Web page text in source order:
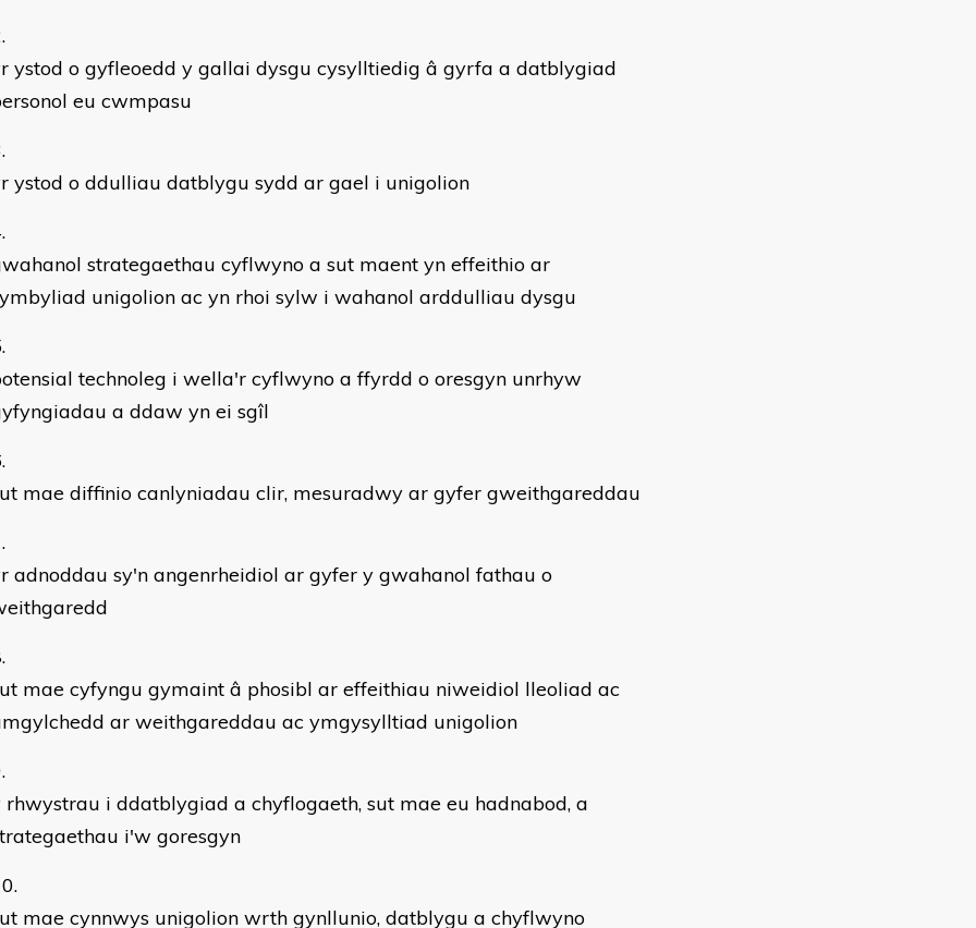
ystod o gyfleoedd y gallai dysgu cysylltiedig â gyrfa a datblygiad
eu cwmpasu
ystod o ddulliau datblygu sydd ar gael i unigolion
strategaethau cyflwyno a sut maent yn effeithio ar
unigolion ac yn rhoi sylw i wahanol arddulliau dysgu
technoleg i wella'r cyflwyno a ffyrdd o oresgyn unrhyw
a ddaw yn ei sgîl
mae diffinio canlyniadau clir, mesuradwy ar gyfer gweithgareddau
adnoddau sy'n angenrheidiol ar gyfer y gwahanol fathau o
mae cyfyngu gymaint â phosibl ar effeithiau niweidiol lleoliad ac
ar weithgareddau ac ymgysylltiad unigolion
rhwystrau i ddatblygiad a chyflogaeth, sut mae eu hadnabod, a
i'w goresgyn
mae cynnwys unigolion wrth gynllunio, datblygu a chyflwyno